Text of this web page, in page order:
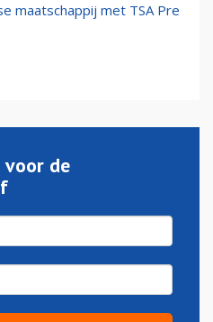
maatschappij met TSA Pre
voor de